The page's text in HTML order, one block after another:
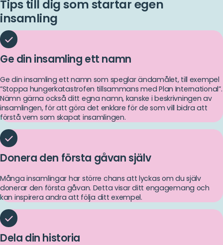
Tips till dig som startar egen
insamling
Ge din insamling ett namn
Ge din insamling ett namn som speglar ändamålet, till exempel
”Stoppa hungerkatastrofen tillsammans med Plan International”.
Nämn gärna också ditt egna namn, kanske i beskrivningen av
insamlingen, för att göra det enklare för de som vill bidra att
förstå vem som skapat insamlingen.
Donera den första gåvan själv
Många insamlingar har större chans att lyckas om du själv
donerar den första gåvan. Detta visar ditt engagemang och
kan inspirera andra att följa ditt exempel.
Dela din historia